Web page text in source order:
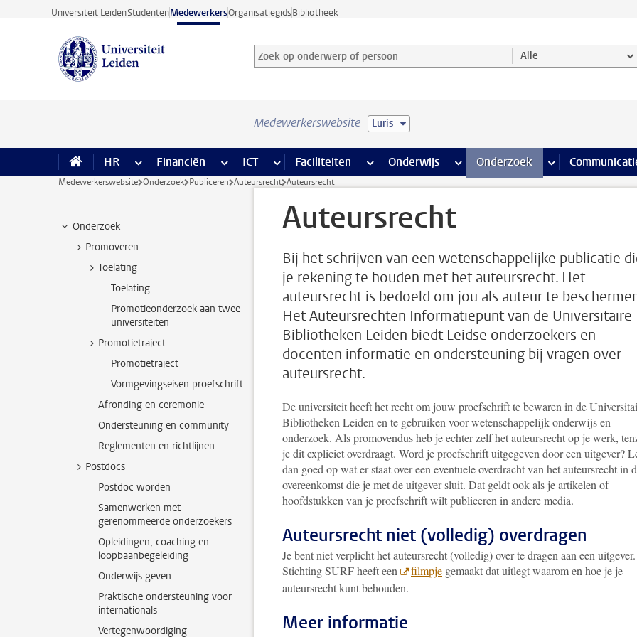
Ga direct naar de inhoud
Universiteit LeidenStudentenMedewerkersOrganisatiegidsBibliotheek
Zoek op onderwerp of persoon en selecteer categorie
Zoekterm Alle
Medewerkerswebsite Luris
HR meer HR pagina’s
Financiën meer Financiën pagina’s
ICT meer ICT pagina’s
Faciliteiten meer Faciliteiten pagina’s
Onderwijs meer Onderwijs pagina’s
Onderzoek meer Onderzoek
Medewerkerswebsite Onderzoek Publiceren Auteursrecht Auteursrecht
Onderzoek
Promoveren
Toelating
Toelating
Promotieonderzoek aan twee
universiteiten
Promotietraject
Promotietraject
Vormgevingseisen proefschrift
Afronding en ceremonie
Ondersteuning en community
Reglementen en richtlijnen
Postdocs
Postdoc worden
Samenwerken met
gerenommeerde onderzoekers
Opleidingen, coaching en
loopbaanbegeleiding
Onderwijs geven
Praktische ondersteuning voor
internationals
Vertegenwoordiging
Auteursrecht
Bij het schrijven van een wetenschappelijke publicatie
je rekening te houden met het auteursrecht. Het
auteursrecht is bedoeld om jou als auteur te
Het Auteursrechten Informatiepunt van de Universitaire
Bibliotheken Leiden biedt Leidse onderzoekers en
docenten informatie en ondersteuning bij vragen over
auteursrecht.
De universiteit heeft het recht om jouw proefschrift te bewaren in de
Bibliotheken Leiden en te gebruiken voor wetenschappelijk onderwijs en
onderzoek. Als promovendus heb je echter zelf het auteursrecht op je werk,
je dit expliciet overdraagt. Word je proefschrift uitgegeven door een uitgever?
dan goed op wat er staat over een eventuele overdracht van het auteursrecht in
overeenkomst die je met de uitgever sluit. Dat geldt ook als je artikelen of
hoofdstukken van je proefschrift wilt publiceren in andere media.
Auteursrecht niet (volledig) overdragen
Je bent niet verplicht het auteursrecht (volledig) over te dragen aan een uitgever.
Stichting SURF heeft een
filmpje gemaakt dat uitlegt waarom en hoe je je
auteursrecht kunt behouden.
Meer informatie